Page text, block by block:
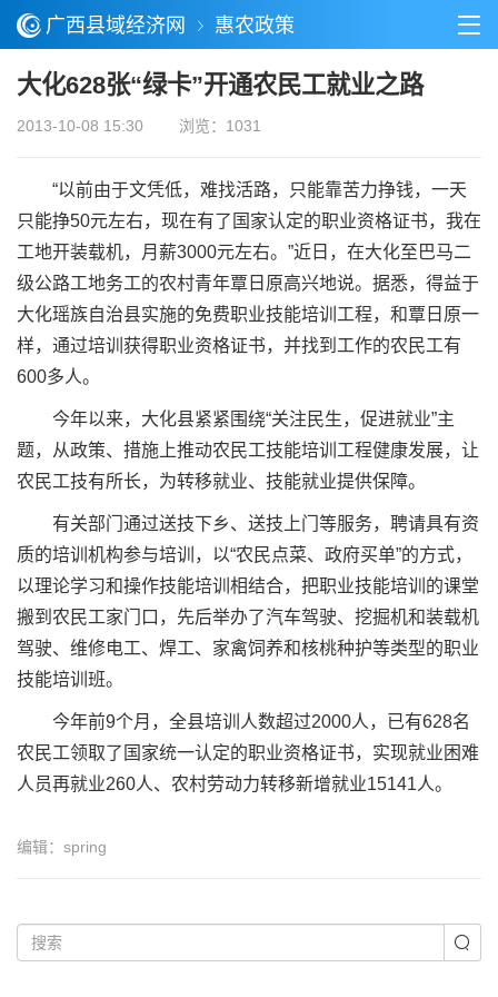
广西县域经济网 惠农政策
大化628张“绿卡”开通农民工就业之路
2013-10-08 15:30 浏览：1031
“以前由于文凭低，难找活路，只能靠苦力挣钱，一天
只能挣50元左右，现在有了国家认定的职业资格证书，我在
工地开装载机，月薪3000元左右。”近日，在大化至巴马二
级公路工地务工的农村青年覃日原高兴地说。据悉，得益于
大化瑶族自治县实施的免费职业技能培训工程，和覃日原一
样，通过培训获得职业资格证书，并找到工作的农民工有
600多人。
今年以来，大化县紧紧围绕“关注民生，促进就业”主
题，从政策、措施上推动农民工技能培训工程健康发展，让
农民工技有所长，为转移就业、技能就业提供保障。
有关部门通过送技下乡、送技上门等服务，聘请具有资
质的培训机构参与培训，以“农民点菜、政府买单”的方式，
以理论学习和操作技能培训相结合，把职业技能培训的课堂
搬到农民工家门口，先后举办了汽车驾驶、挖掘机和装载机
驾驶、维修电工、焊工、家禽饲养和核桃种护等类型的职业
技能培训班。
今年前9个月，全县培训人数超过2000人，已有628名
农民工领取了国家统一认定的职业资格证书，实现就业困难
人员再就业260人、农村劳动力转移新增就业15141人。
编辑：spring